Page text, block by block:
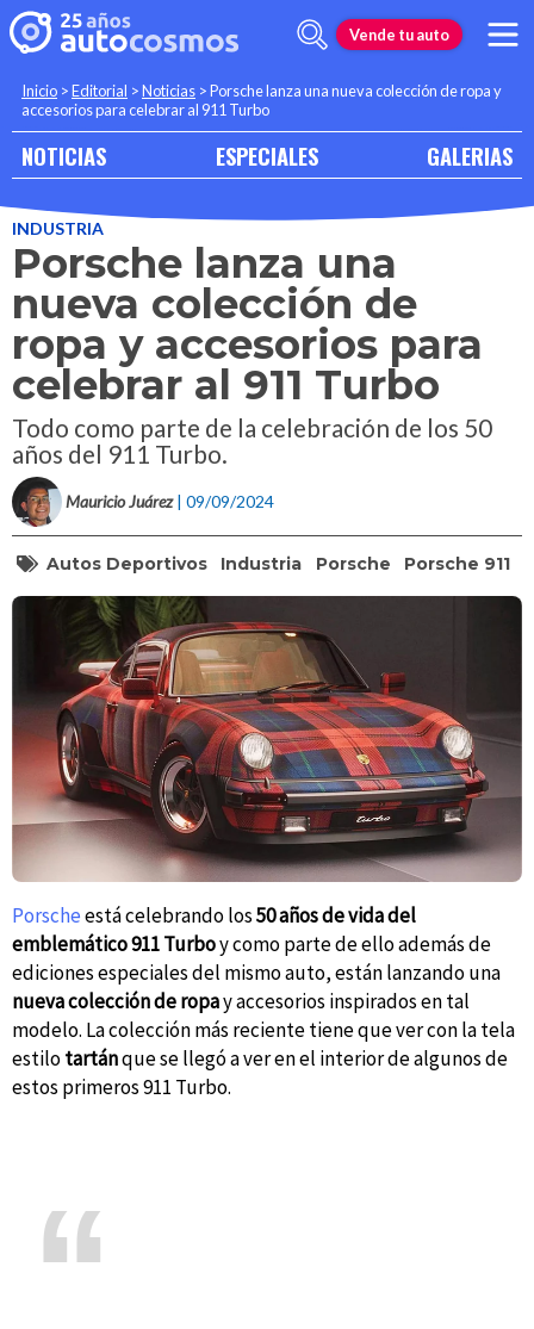
Vende tu auto
Inicio >Editorial >Noticias >Porsche lanza una nueva colección de ropa y
accesorios para celebrar al 911 Turbo
NOTICIAS ESPECIALES GALERIAS
INDUSTRIA
Porsche lanza una
nueva colección de
ropa y accesorios para
celebrar al 911 Turbo
Todo como parte de la celebración de los 50
años del 911 Turbo.
Mauricio Juárez | 09/09/2024
Autos Deportivos Industria Porsche Porsche 911
Porscheestá celebrando los50 años de vida del
emblemático 911 Turboy como parte de ello además de
ediciones especiales del mismo auto, están lanzando una
nueva colección de ropay accesorios inspirados en tal
modelo. La colección más reciente tiene que ver con la tela
estilotartánque se llegó a ver en el interior de algunos de
estos primeros 911 Turbo.